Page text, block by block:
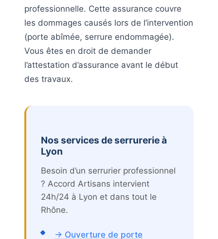
professionnelle. Cette assurance couvre
les dommages causés lors de l’intervention
(porte abîmée, serrure endommagée).
Vous êtes en droit de demander
l’attestation d’assurance avant le début
des travaux.
Nos services de serrurerie à
Lyon
Besoin d’un serrurier professionnel
? Accord Artisans intervient
24h/24 à Lyon et dans tout le
Rhône.
→ Ouverture de porte